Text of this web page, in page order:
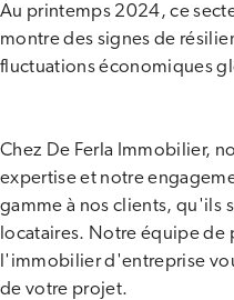
Au printemps 2024, ce
montre des signes de
fluctuations économiques
Chez De Ferla Immobilier,
expertise et notre
gamme à nos clients, qu'ils
locataires. Notre équipe de
l'immobilier d'entreprise
de votre projet.